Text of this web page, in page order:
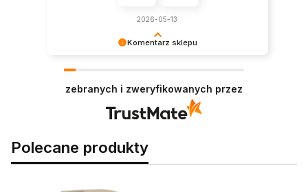
Komentarz sklepu
2026-05-13
zebranych i zweryfikowanych przez
Polecane produkty